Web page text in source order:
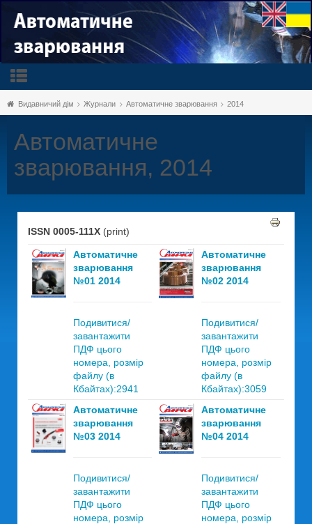
Видавничий дім Журнали Автоматичне зварювання 2014
Автоматичне
зварювання, 2014
ISSN 0005-111X (print)
Автоматичне
зварювання
№01 2014
Подивитися/
завантажити
ПДФ цього
номера, розмір
файлу (в
Кбайтах):2941
Автоматичне
зварювання
№02 2014
Подивитися/
завантажити
ПДФ цього
номера, розмір
файлу (в
Кбайтах):3059
Автоматичне
зварювання
№03 2014
Подивитися/
завантажити
ПДФ цього
номера, розмір
Автоматичне
зварювання
№04 2014
Подивитися/
завантажити
ПДФ цього
номера, розмір